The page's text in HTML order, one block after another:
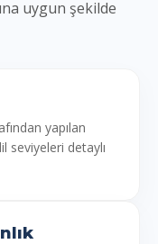
uygun şekilde
yapılan
seviyeleri detaylı